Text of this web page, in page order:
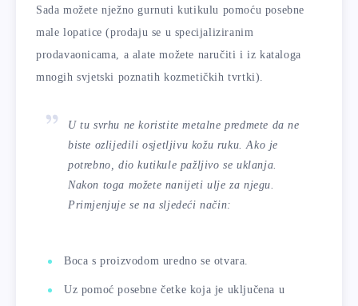
Sada možete nježno gurnuti kutikulu pomoću posebne
male lopatice (prodaju se u specijaliziranim
prodavaonicama, a alate možete naručiti i iz kataloga
mnogih svjetski poznatih kozmetičkih tvrtki).
U tu svrhu ne koristite metalne predmete da ne
biste ozlijedili osjetljivu kožu ruku. Ako je
potrebno, dio kutikule pažljivo se uklanja.
Nakon toga možete nanijeti ulje za njegu.
Primjenjuje se na sljedeći način:
Boca s proizvodom uredno se otvara.
Uz pomoć posebne četke koja je uključena u